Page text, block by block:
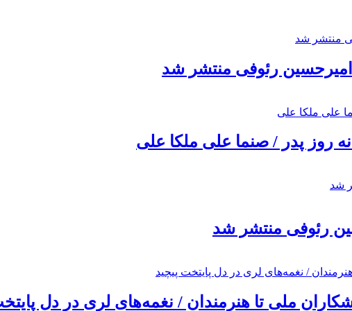
امیرحسین رئوفی منتشر شد
روز پدر / صنما علی ملکا علی
رئوفی منتشر شد
ملی تا هنرمندان / نغمه‌های لری در دل